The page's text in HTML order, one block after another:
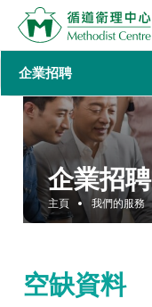
企業招聘
主頁 我們的服務
企業招聘
空缺資料